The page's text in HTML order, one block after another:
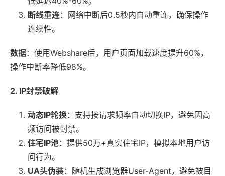
断线重连：网络中断后0.5秒内自动重连，确保操作
连续性。
数据：使用Webshare后，用户页面加载速度提升60%，
操作中断率降低98%。
2. IP封禁破解
动态IP轮换：支持按请求频率自动切换IP，避免因高
频访问被封禁。
住宅IP池：提供50万+真实住宅IP，模拟本地用户访
问行为。
UA头伪装：随机生成浏览器User-Agent，避免被目